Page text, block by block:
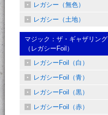
レガシー（無色）
レガシー（土地）
マジック：ザ・ギャザリング
（レガシーFoil）
レガシーFoil（白）
レガシーFoil（青）
レガシーFoil（黒）
レガシーFoil（赤）